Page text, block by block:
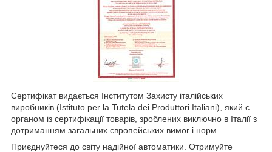
Сертифікат видається Інститутом Захисту італійських
виробників (Istituto per la Tutela dei Produttori Italiani), який є
органом із сертифікації товарів, зроблених виключно в Італії з
дотриманням загальних європейських вимог і норм.
Приєднуйтеся до світу надійної автоматики. Отримуйте